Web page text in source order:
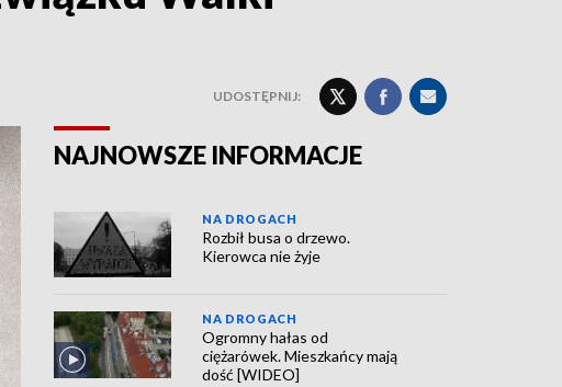
UDOSTĘPNIJ:
NAJNOWSZE INFORMACJE
NA DROGACH
Rozbił busa o drzewo.
Kierowca nie żyje
NA DROGACH
Ogromny hałas od
ciężarówek. Mieszkańcy mają
dość [WIDEO]